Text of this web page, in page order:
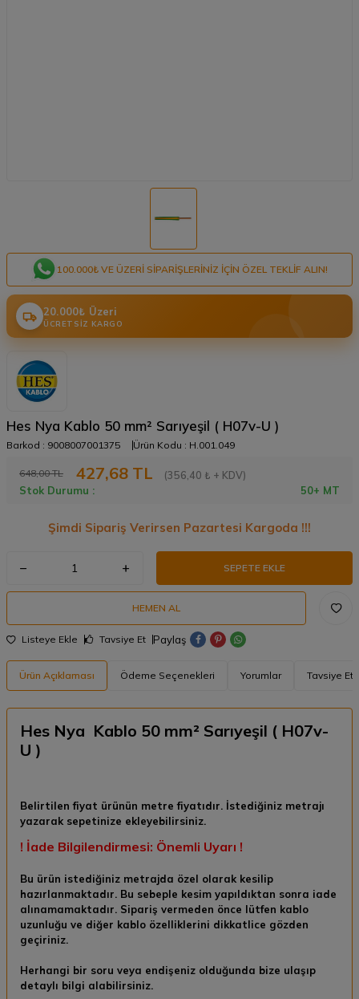
100.000₺ VE ÜZERI SIPARIŞLERINIZ IÇIN ÖZEL TEKLIF ALIN!
20.000₺ Üzeri
ÜCRETSIZ KARGO
Hes Nya Kablo 50 mm² Sarıyeşil ( H07v-U )
Barkod : 9008007001375 Ürün Kodu : H.001.049
648,00TL 427,68 TL
(356,40 ₺ + KDV)
Stok Durumu :
50+ MT
Şimdi Sipariş Verirsen Pazartesi Kargoda !!!
SEPETE EKLE
HEMEN AL
Listeye Ekle Tavsiye Et Paylaş
Ürün Açıklaması Ödeme Seçenekleri Yorumlar Tavsiye Et
Hes Nya Kablo 50 mm² Sarıyeşil ( H07v-
U )
Belirtilen fiyat ürünün metre fiyatıdır. İstediğiniz metrajı
yazarak sepetinize ekleyebilirsiniz.
! İade Bilgilendirmesi: Önemli Uyarı !
Bu ürün istediğiniz metrajda özel olarak kesilip
hazırlanmaktadır. Bu sebeple kesim yapıldıktan sonra iade
alınamamaktadır. Sipariş vermeden önce lütfen kablo
uzunluğu ve diğer kablo özelliklerini dikkatlice gözden
geçiriniz.
Herhangi bir soru veya endişeniz olduğunda bize ulaşıp
detaylı bilgi alabilirsiniz.